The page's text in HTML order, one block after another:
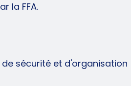
la FFA.
sécurité et d'organisation